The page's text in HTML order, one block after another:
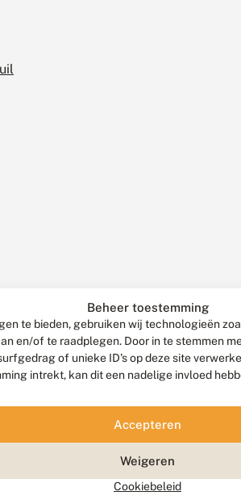
Beheer toestemming
te bieden, gebruiken wij technologieën
en/of te raadplegen. Door in te stemmen
of unieke ID's op deze site
intrekt, kan dit een nadelige invloed
Accepteren
Weigeren
Cookiebeleid